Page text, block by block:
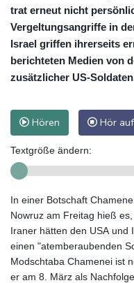
trat erneut nicht
Vergeltungsangriffe in
Israel griffen ihrerseits
berichteten Medien von
zusätzlicher US-
Hören Hör
Textgröße ändern:
In einer Botschaft
Nowruz am Freitag hieß
Iraner hätten den USA und
einen "atemberaubenden
Modschtaba Chamenei ist
er am 8. März als